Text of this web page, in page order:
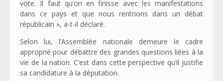
vote. Il faut qu’on en finisse avec les manifestations
dans ce pays et que nous rentrions dans un débat
républicain », a-t-il déclaré.
Selon lui, l’Assemblée nationale demeure le cadre
approprié pour débattre des grandes questions liées à la
vie de la nation. C’est dans cette perspective qu’il justifie
sa candidature à la députation.